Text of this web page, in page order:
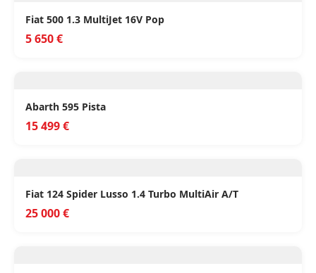
Fiat 500 1.3 MultiJet 16V Pop
5 650 €
Abarth 595 Pista
15 499 €
Fiat 124 Spider Lusso 1.4 Turbo MultiAir A/T
25 000 €